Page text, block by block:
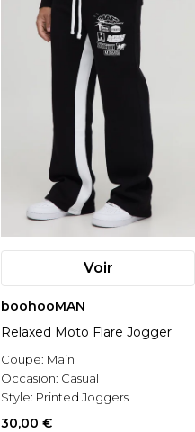
Voir
boohooMAN
Relaxed Moto Flare Jogger
Coupe: Main
Occasion: Casual
Style: Printed Joggers
30,00 €